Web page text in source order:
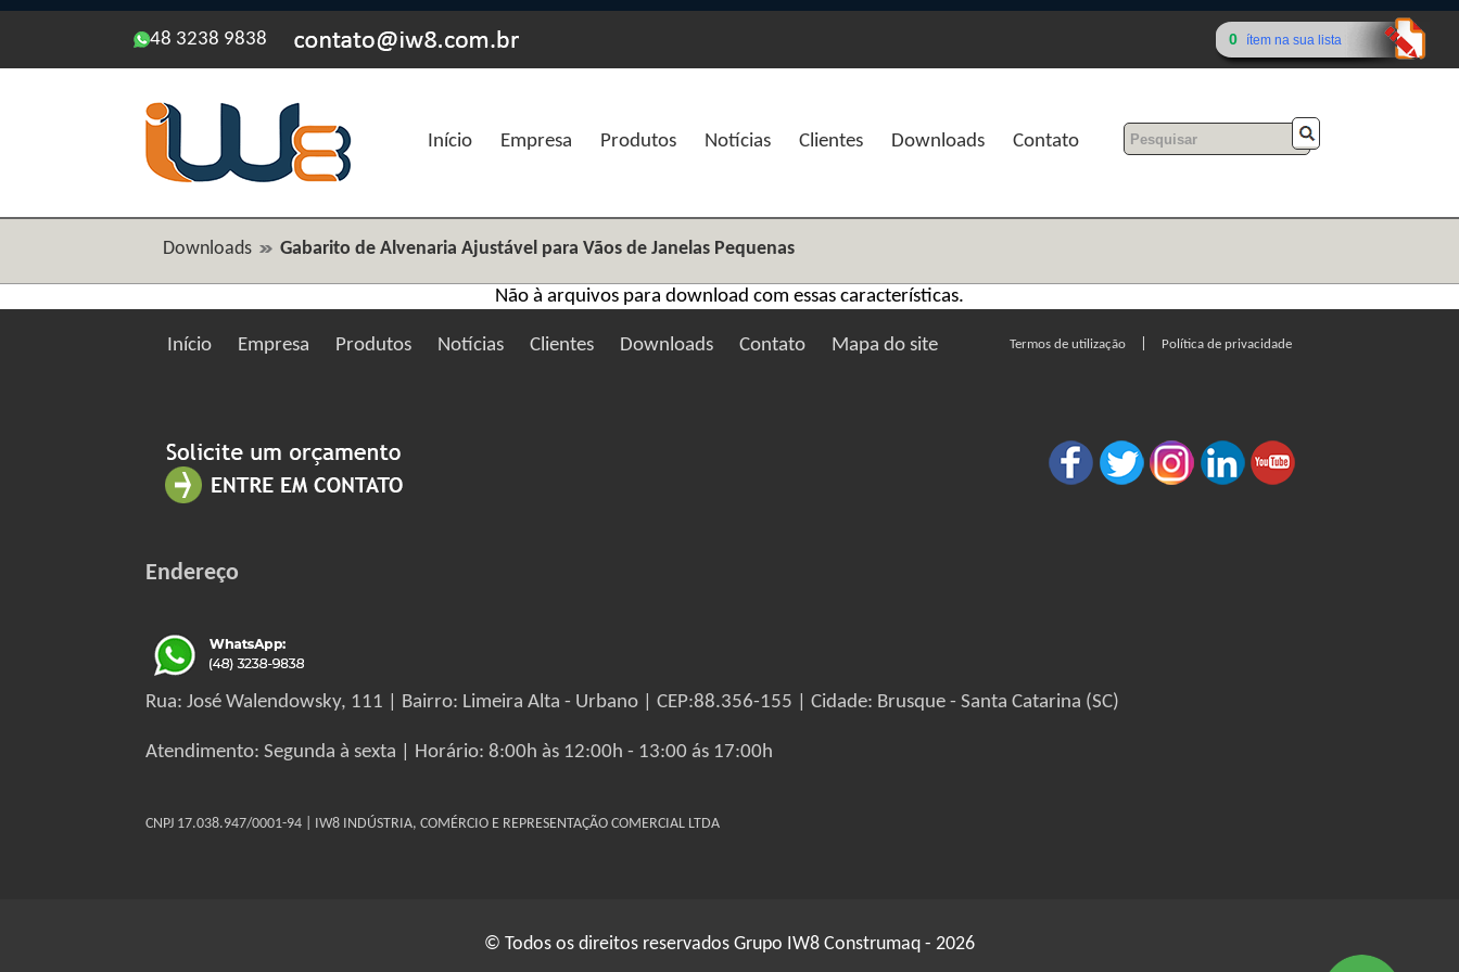
48 3238 9838 0 ítem na sua lista
Início Empresa Produtos Notícias Clientes Downloads Contato
Downloads Gabarito de Alvenaria Ajustável para Vãos de Janelas Pequenas
Não à arquivos para download com essas características.
Início Empresa Produtos Notícias Clientes Downloads Contato Mapa do site Termos de utilização Política de privacidade
Endereço
Rua: José Walendowsky, 111 | Bairro: Limeira Alta - Urbano | CEP:88.356-155 | Cidade: Brusque - Santa Catarina (SC)
Atendimento: Segunda à sexta | Horário: 8:00h às 12:00h - 13:00 ás 17:00h
CNPJ 17.038.947/0001-94 | IW8 INDÚSTRIA, COMÉRCIO E REPRESENTAÇÃO COMERCIAL LTDA
© Todos os direitos reservados Grupo IW8 Construmaq - 2026